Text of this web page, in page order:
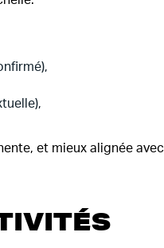
et mieux alignée avec